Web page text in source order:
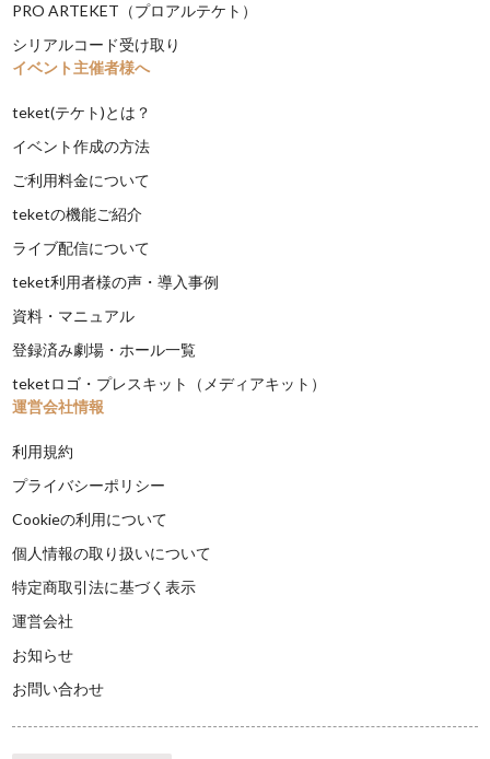
PRO ARTEKET（プロアルテケト）
シリアルコード受け取り
イベント主催者様へ
teket(テケト)とは？
イベント作成の方法
ご利用料金について
teketの機能ご紹介
ライブ配信について
teket利用者様の声・導入事例
資料・マニュアル
登録済み劇場・ホール一覧
teketロゴ・プレスキット（メディアキット）
運営会社情報
利用規約
プライバシーポリシー
Cookieの利用について
個人情報の取り扱いについて
特定商取引法に基づく表示
運営会社
お知らせ
お問い合わせ